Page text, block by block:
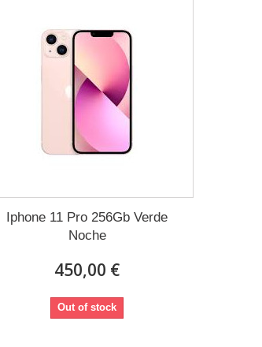
Iphone 11 Pro 256Gb Verde
Noche
450,00 €
Out of stock